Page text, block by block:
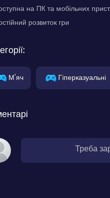
на ПК та мобільних
розвиток гри
М'яч Гіперказуальні
Треба